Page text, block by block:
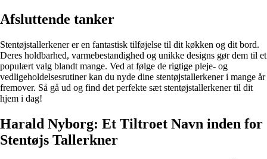
Afsluttende tanker
Stentøjstallerkener er en fantastisk tilføjelse til dit køkken og dit bord.
Deres holdbarhed, varmebestandighed og unikke designs gør dem til et
populært valg blandt mange. Ved at følge de rigtige pleje- og
vedligeholdelsesrutiner kan du nyde dine stentøjstallerkener i mange år
fremover. Så gå ud og find det perfekte sæt stentøjstallerkener til dit
hjem i dag!
Harald Nyborg: Et Tiltroet Navn inden for
Stentøjs Tallerkner